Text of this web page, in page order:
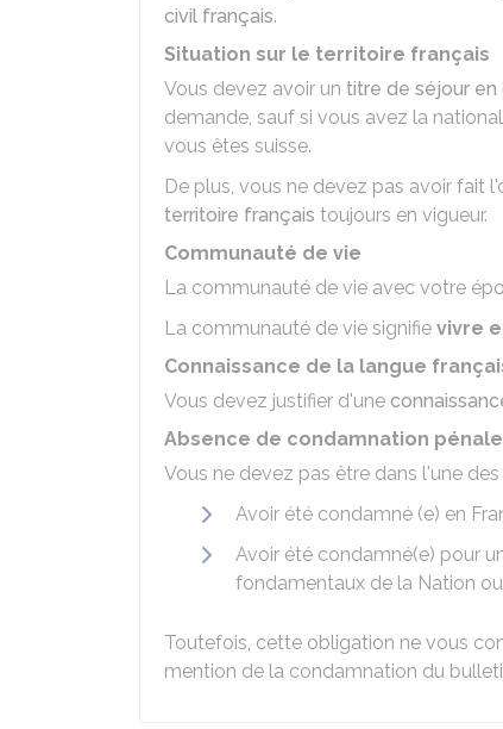
civil français.
Situation sur le territoire français
Vous devez avoir un titre de séjour
demande, sauf si vous avez la
vous êtes suisse.
De plus, vous ne devez pas avoir fait
territoire français toujours en vigueur.
Communauté de vie
La communauté de vie avec votre
La communauté de vie signifie vivre
Connaissance de la langue
Vous devez justifier d'une
Absence de condamnation pénale
Vous ne devez pas être dans l'une
Avoir été condamné (e) en
Avoir été condamné(e) pour
fondamentaux de la Nation
Toutefois, cette obligation ne vous
mention de la condamnation du